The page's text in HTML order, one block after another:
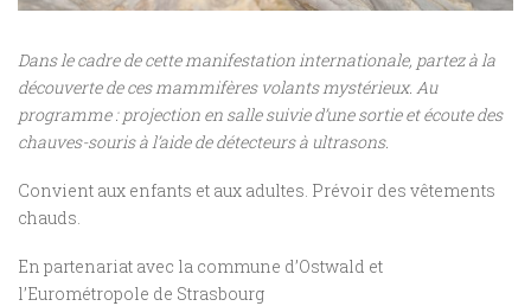
Dans le cadre de cette manifestation internationale, partez à la
découverte de ces mammifères volants mystérieux. Au
programme : projection en salle suivie d’une sortie et écoute des
chauves-souris à l’aide de détecteurs à ultrasons.
Convient aux enfants et aux adultes. Prévoir des vêtements
chauds.
En partenariat avec la commune d’Ostwald et
l’Eurométropole de Strasbourg